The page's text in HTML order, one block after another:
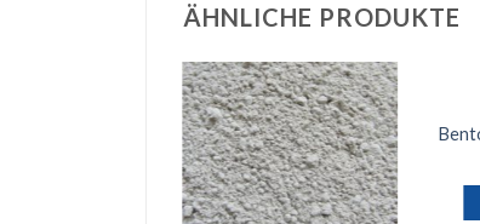
ÄHNLICHE PRODUKTE
Auf die
Wunschliste